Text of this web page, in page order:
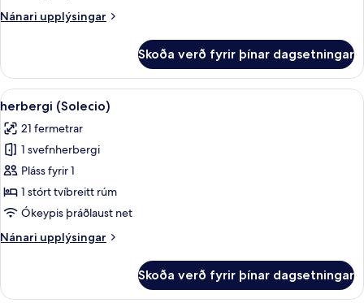
Nánari upplýsingar
Nánari
herbergi
Skoða verð fyrir þínar dagsetningar
Skoða
allar
myndir
fyrir
herbergi
(Solecio)
herbergi (Solecio) | Rúmföt úr
4
herbergi (Solecio)
21 fermetrar
1 svefnherbergi
Pláss fyrir 1
1 stórt tvíbreitt rúm
Ókeypis þráðlaust net
Nánari upplýsingar
Nánari
(Solecio)
Skoða verð fyrir þínar dagsetningar